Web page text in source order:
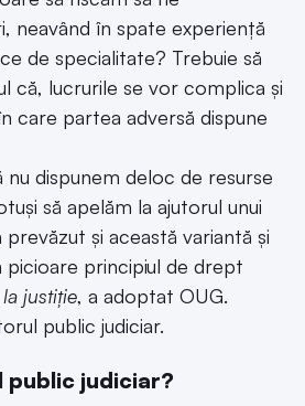
neavând în spate experiență
de specialitate? Trebuie să
că, lucrurile se vor complica și
care partea adversă dispune
dispunem deloc de resurse
să apelăm la ajutorul unui
și această variantă și
picioare principiul de drept
justiție, a adoptat OUG.
public judiciar.
public judiciar?